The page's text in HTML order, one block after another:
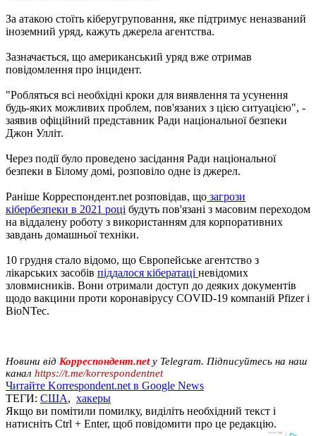
За атакою стоїть кіберугруповання, яке підтримує неназваний
іноземний уряд, кажуть джерела агентства.
Зазначається, що американський уряд вже отримав
повідомлення про інцидент.
"Робляться всі необхідні кроки для виявлення та усунення
будь-яких можливих проблем, пов'язаних з цією ситуацією", -
заявив офіційний представник Ради національної безпеки
Джон Улліт.
Через події було проведено засідання Ради національної
безпеки в Білому домі, розповіло одне із джерел.
Раніше Корреспондент.net розповідав, що загрози
кібербезпеки в 2021 році будуть пов'язані з масовим переходом
на віддалену роботу з використанням для корпоративних
завдань домашньої техніки.
10 грудня стало відомо, що Європейське агентство з
лікарських засобів піддалося кібератаці невідомих
зловмисників. Вони отримали доступ до деяких документів
щодо вакцини проти коронавірусу COVID-19 компаній Pfizer і
BioNTec.
Новини від Корреспондент.netу Telegram. Підписуйтесь на наш
канал https://t.me/korrespondentnet
Читайте Korrespondent.net в Google News
ТЕГИ: США, хакеры
Якщо ви помітили помилку, виділіть необхідний текст і
натисніть Ctrl + Enter, щоб повідомити про це редакцію.